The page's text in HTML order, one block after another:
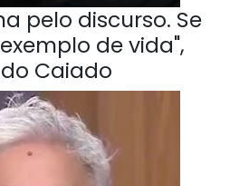
pelo discurso. Se
de vida",
Caiado